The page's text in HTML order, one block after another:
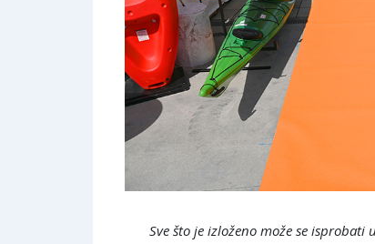
Sve što je izloženo može se